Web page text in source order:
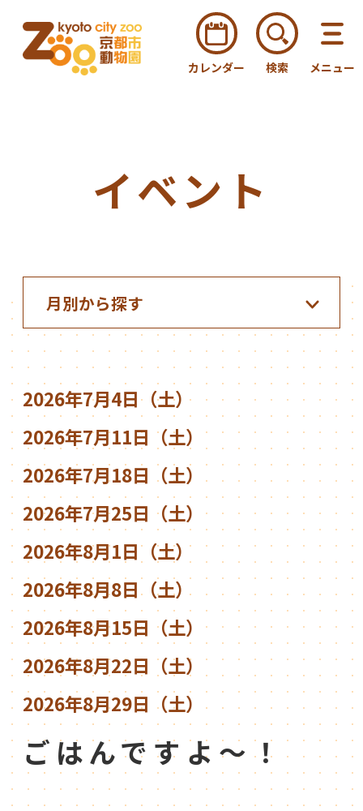
カレンダー 検索 メニュー
イベント
2026年7月4日（土）
2026年7月11日（土）
2026年7月18日（土）
2026年7月25日（土）
2026年8月1日（土）
2026年8月8日（土）
2026年8月15日（土）
2026年8月22日（土）
2026年8月29日（土）
ごはんですよ～！